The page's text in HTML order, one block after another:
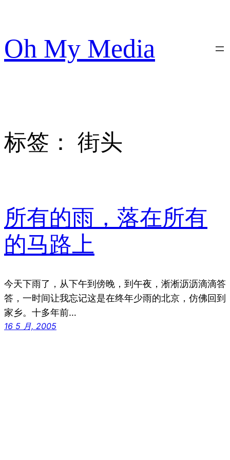
内
容
Oh My Media
标签： 街头
所有的雨，落在所有
的马路上
今天下雨了，从下午到傍晚，到午夜，淅淅沥沥滴滴答
答，一时间让我忘记这是在终年少雨的北京，仿佛回到
家乡。十多年前…
16 5 月, 2005